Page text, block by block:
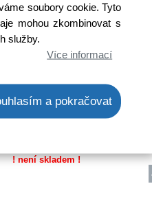
soubory cookie. Tyto
mohou zkombinovat s
služby.
Více informací
a pokračovat
! není skladem !